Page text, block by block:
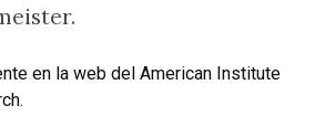
en la web del American Institute